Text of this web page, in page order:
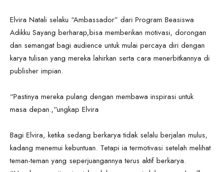
Elvira Natali selaku “Ambassador” dari Program Beasiswa
Adikku Sayang berharap,bisa memberikan motivasi, dorongan
dan semangat bagi audience untuk mulai percaya diri dengan
karya tulisan yang mereka lahirkan serta cara menerbitkannya di
publisher impian.
“Pastinya mereka pulang dengan membawa inspirasi untuk
masa depan.,”ungkap Elvira
Bagi Elvira, ketika sedang berkarya tidak selalu berjalan mulus,
kadang menemui kebuntuan. Tetapi ia termotivasi setelah melihat
teman-teman yang seperjuangannya terus aktif berkarya.